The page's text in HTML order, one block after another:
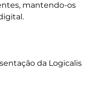
mantendo-os
da Logicalis